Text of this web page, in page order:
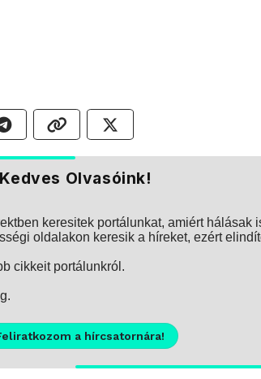
Kedves Olvasóink!
keresitek portálunkat, amiért hálásak
oldalakon keresik a híreket, ezért
cikkeit portálunkról.
a hírcsatornára!